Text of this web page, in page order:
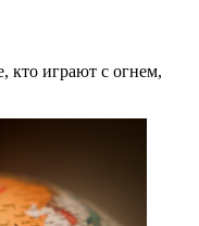
кто играют с огнем,